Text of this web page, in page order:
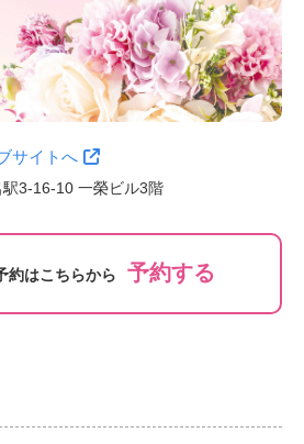
サイトへ
3-16-10 一榮ビル3階
約はこちらから 予約する